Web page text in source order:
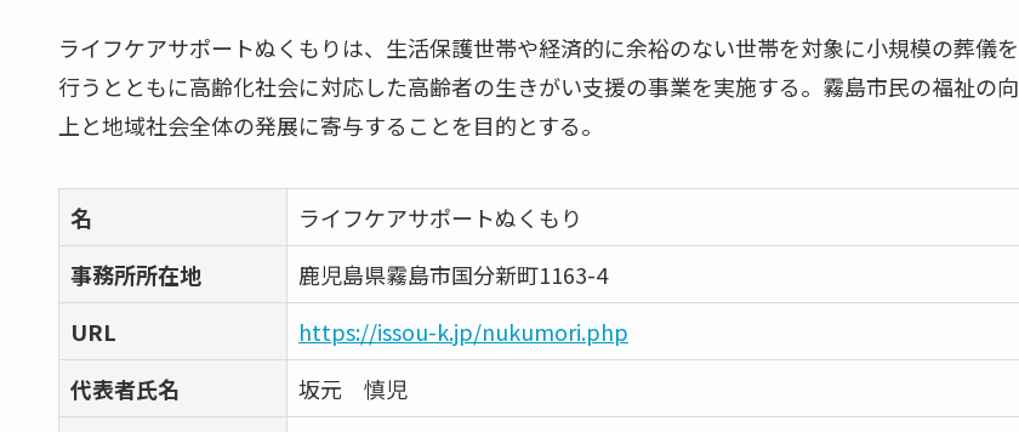
ライフケアサポートぬくもりは、生活保護世帯や経済的に余裕のない世帯を対象に小規模の葬儀を
行うとともに高齢化社会に対応した高齢者の生きがい支援の事業を実施する。霧島市民の福祉の向
上と地域社会全体の発展に寄与することを目的とする。
名
ライフケアサポートぬくもり
事務所所在地
鹿児島県霧島市国分新町1163-4
URL
https://issou-k.jp/nukumori.php
代表者氏名
坂元 慎児